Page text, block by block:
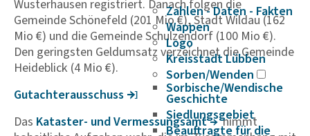
Zahlen - Daten - Fakten
Wappen
Logo
Kreisstadt Lübben
Sorben/Wenden
Sorbische/Wendische
Geschichte
Siedlungsgebiet
Beauftragte für die
Wusterhausen registriert. Danach folgen die
Gemeinde Schönefeld (201 Mio €), Stadt Wildau (162
Mio €) und die Gemeinde Schulzendorf (100 Mio €).
Den geringsten Geldumsatz verzeichnet die Gemeinde
Heideblick (4 Mio €).
Gutach­ter­aus­schuss
Das Kataster- und Vermes­sungsamt
nimmt